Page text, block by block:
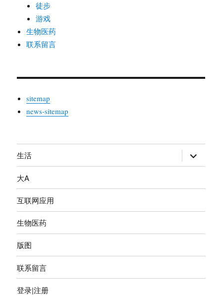
徒步
游戏
生物医药
联系留言
sitemap
news-sitemap
生活
开
大A
互联网应用
生物医药
版图
联系留言
登录|注册